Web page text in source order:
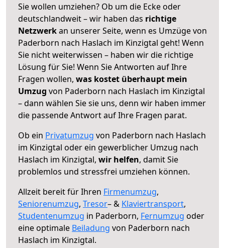
Sie wollen umziehen? Ob um die Ecke oder
deutschlandweit – wir haben das richtige
Netzwerkan unserer Seite, wenn es Umzüge von
Paderborn nach Haslach im Kinzigtal geht! Wenn
Sie nicht weiterwissen – haben wir die richtige
Lösung für Sie! Wenn Sie Antworten auf Ihre
Fragen wollen, was kostet überhaupt mein
Umzug von Paderborn nach Haslach im Kinzigtal
– dann wählen Sie sie uns, denn wir haben immer
die passende Antwort auf Ihre Fragen parat.
Ob ein Privatumzug von Paderborn nach Haslach
im Kinzigtal oder ein gewerblicher Umzug nach
Haslach im Kinzigtal, wir helfen, damit Sie
problemlos und stressfrei umziehen können.
Allzeit bereit für Ihren Firmenumzug,
Seniorenumzug, Tresor– & Klaviertransport,
Studentenumzug in Paderborn, Fernumzug oder
eine optimale Beiladung von Paderborn nach
Haslach im Kinzigtal.